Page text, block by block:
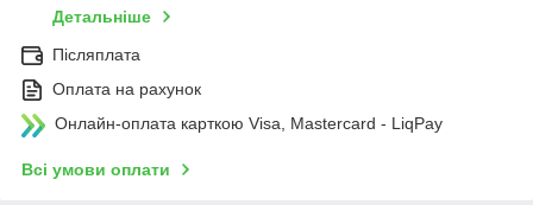
Детальніше
Післяплата
Оплата на рахунок
Онлайн-оплата карткою Visa, Mastercard - LiqPay
Всі умови оплати